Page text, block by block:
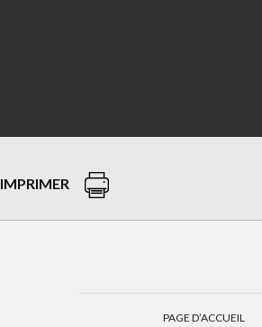
IMPRIMER
PAGE D’ACCUEIL